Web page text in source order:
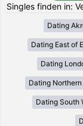
Singles finden in:
Dating
Dating East of
Dating
Dating
Dating South